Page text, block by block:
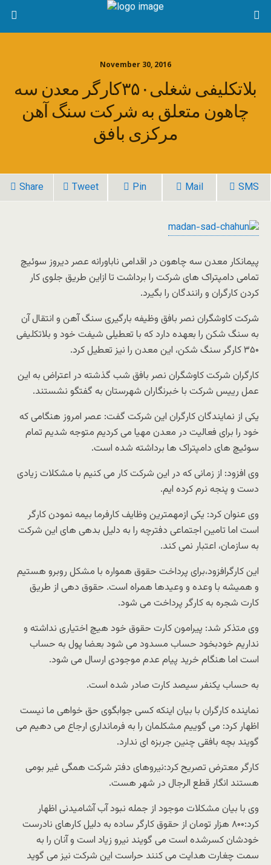
November 30, 2016
بلاتکلیفی شغلی۳۵۰کارگر معدن سه
چاهون متعلق به شرکت سنگ آهن
مرکزی بافق
Share Tweet Pin Mail SMS
پیمانکار معدن سه چاهون در اقدامی ناباورانه عصر دیروز سوئیچ
تمامی دامپتراک های شرکت را برداشت تا ازاین طریق جلوی کار
کردن کارگران و رانندگان را بگیرد.
شرکت کاوشگران نصر بافق وظیفه بارگیری سنگ آهن و انتقال آن
به سنگ شکن را بعهده دارد که با تعطیلی شیفت خود و بلاتکلیفی
۳۵۰ کارگر سنگ شکن، این معدن را نیز تعطیل کرد.
کارگران شرکت کاوشگران نصر بافق شب گذشته در اعتراض به این
عمل رییس شرکت با خبرنگاران شهرستان به گفتگو نشستند.
یکی از نمایندگان کارگران این شرکت گفت: عصر امروز هنگامی که
خود را برای فعالیت در معدن مهیا می کردیم متوجه شدیم تمام
سوئیچ های دامپتراک ها برداشته شده است.
وی افزود: از زمانی که در این شرکت کار می کنیم با مشکلات زیادی
دست و پنجه نرم کرده ایم.
وی عنوان کرد: یکی ازمهمترین وظایف کارفرما بیمه نمودن کارگر
است اما تامین اجتماعی دفترچه را به دلیل بدهی های این شرکت
به سازمان، اعتبار نمی کند.
این کارگرافزود،برای پرداخت حقوق همواره با مشکل روبرو هستیم
و همیشه با وعده و وعیدها همراه است. حقوق دهی از طریق
کارت شجره به کارگر پرداخت می شود.
وی متذکر شد: پیرامون کارت حقوق خود هیچ اختیاری نداشته و
نداریم خودبخود حساب مسدود می شود بعضا پول به حساب
است اما هنگام خرید پیام عدم موجودی ارسال می شود.
به حساب یکنفر سیصد کارت صادر شده است.
نماینده کارگران با بیان اینکه کسی جوابگوی حق خواهی ما نیست
اظهار کرد: می گوییم مشکلمان را به فرمانداری ارجاع می دهیم می
گویند بچه بافقی چنین جربزه ای ندارد.
کارگر معترض تصریح کرد:نیروهای دفتر شرکت همگی غیر بومی
هستند انگار قطع الرجال در شهر هست.
وی با بیان مشکلات موجود از جمله نبود آب آشامیدنی اظهار
کرد:۸۰۰ هزار تومان از حقوق کارگر ساده به دلیل کارهای نادرست
خودشان کسرشده است می گویند نیرو زیاد است و آنان را به
سمت چغارت هدایت می کنند حراست این شرکت نیز می گوید